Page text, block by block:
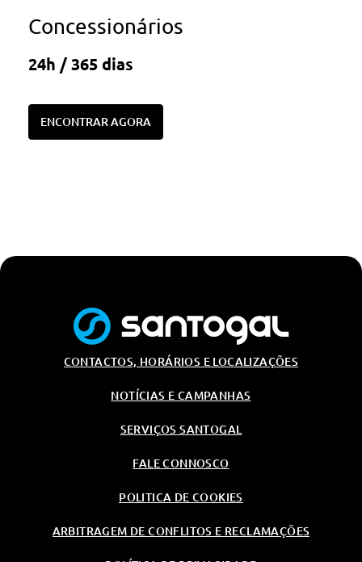
Concessionários
24h / 365 dias
ENCONTRAR AGORA
CONTACTOS, HORÁRIOS E LOCALIZAÇÕES
NOTÍCIAS E CAMPANHAS
SERVIÇOS SANTOGAL
FALE CONNOSCO
POLITICA DE COOKIES
ARBITRAGEM DE CONFLITOS E RECLAMAÇÕES